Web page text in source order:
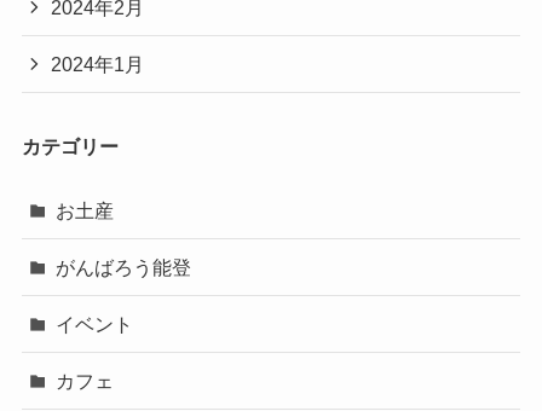
2024年2月
2024年1月
カテゴリー
お土産
がんばろう能登
イベント
カフェ